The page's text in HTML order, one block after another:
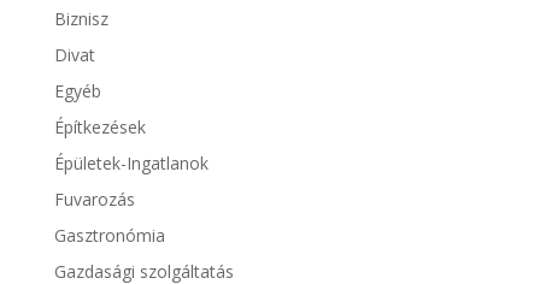
Biznisz
Divat
Egyéb
Építkezések
Épületek-Ingatlanok
Fuvarozás
Gasztronómia
Gazdasági szolgáltatás